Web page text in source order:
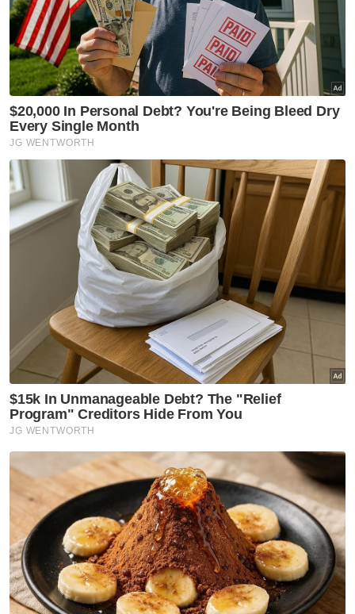
Harap bantu kajian selidik kami dan
dapatkan baucar tunai.
Apakah tahap kelayakan akademik anda?
Sekolah rendah Sekolah menengah
Kolej/ STPM/ Diploma
Ijazah sarjana muda
Masuk | Daftar VPoints:
Khairy Jamaluddin
Vaksin Sinovac
Dos Penggalak
Artikel Disyorkan
Covid-19
Varian Covid-19 KP.3.1.1
dominan di AS ketika jangkitan
terus meningkat
Covid-19
KKM keluarkan perincian
semakan semula SOP Covid-19